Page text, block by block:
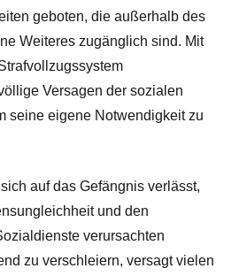
geboten, die außerhalb des
Weiteres zugänglich sind. Mit
Versagen der sozialen
seine eigene Notwendigkeit zu
auf das Gefängnis verlässt,
und den
verursachten
zu verschleiern, versagt vielen